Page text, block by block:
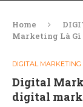
Home
Marketing Là
DIGITAL MARKETING
Digital
digital